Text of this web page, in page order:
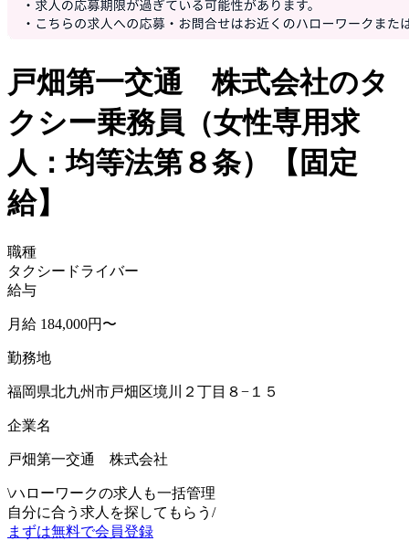
戸畑第一交通 株式会社のタ
クシー乗務員（女性専用求
人：均等法第８条）【固定
給】
職種
タクシードライバー
給与
月給 184,000円〜
勤務地
福岡県北九州市戸畑区境川２丁目８−１５
企業名
戸畑第一交通 株式会社
\ハローワークの求人も一括管理
自分に合う求人を探してもらう /
まずは無料で会員登録